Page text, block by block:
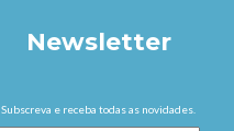
Newsletter
Subscreva e receba todas as novidades.